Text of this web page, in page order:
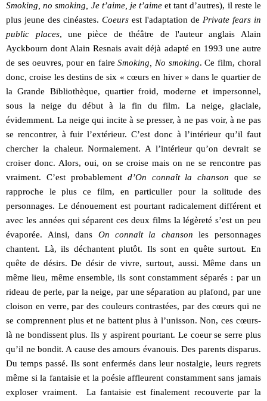
Smoking, no smoking, Je t’aime, je t’aime et tant d’autres), il reste le
plus jeune des cinéastes.Coeurs est l'adaptation de Private fears in
public places, une pièce de théâtre de l'auteur anglais Alain
Ayckbourn dont Alain Resnais avait déjà adapté en 1993 une autre
de ses oeuvres, pour en faireSmoking, No smoking. Ce film, choral
donc, croise les destins de six « cœurs en hiver » dans le quartier de
la Grande Bibliothèque, quartier froid, moderne et impersonnel,
sous la neige du début à la fin du film. La neige, glaciale,
évidemment. La neige qui incite à se presser, à ne pas voir, à ne pas
se rencontrer, à fuir l’extérieur. C’est donc à l’intérieur qu’il faut
chercher la chaleur. Normalement. A l’intérieur qu’on devrait se
croiser donc. Alors, oui, on se croise mais on ne se rencontre pas
vraiment. C’est probablement d’On connaît la chanson que se
rapproche le plus ce film, en particulier pour la solitude des
personnages. Le dénouement est pourtant radicalement différent et
avec les années qui séparent ces deux films la légèreté s’est un peu
évaporée. Ainsi, dans On connaît la chanson les personnages
chantent. Là, ils déchantent plutôt. Ils sont en quête surtout. En
quête de désirs. De désir de vivre, surtout, aussi. Même dans un
même lieu, même ensemble, ils sont constamment séparés : par un
rideau de perle, par la neige, par une séparation au plafond, par une
cloison en verre, par des couleurs contrastées, par des cœurs qui ne
se comprennent plus et ne battent plus à l’unisson. Non, ces cœurs-
là ne bondissent plus. Ils y aspirent pourtant. Le coeur se serre plus
qu’il ne bondit. A cause des amours évanouis. Des parents disparus.
Du temps passé. Ils sont enfermés dans leur nostalgie, leurs regrets
même si la fantaisie et la poésie affleurent constamment sans jamais
exploser vraiment. La fantaisie est finalement recouverte par la